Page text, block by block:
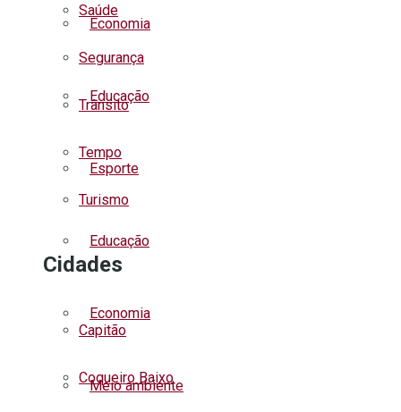
Economia
Educação
Esporte
Educação
Economia
Meio ambiente
Saúde
Segurança
Trânsito
Tempo
Turismo
Cidades
Capitão
Coqueiro Baixo